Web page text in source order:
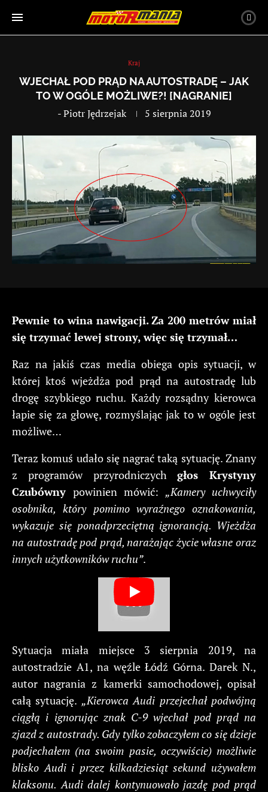
Kraj
WJECHAŁ POD PRĄD NA AUTOSTRADĘ – JAK
TO W OGÓLE MOŻLIWE?! [NAGRANIE]
-Piotr Jędrzejak 5 sierpnia 2019
Pewnie to wina nawigacji. Za 200 metrów miał
się trzymać lewej strony, więc się trzymał…
Raz na jakiś czas media obiega opis sytuacji, w
której ktoś wjeżdża pod prąd na autostradę lub
drogę szybkiego ruchu. Każdy rozsądny kierowca
łapie się za głowę, rozmyślając jak to w ogóle jest
możliwe…
Teraz komuś udało się nagrać taką sytuację. Znany
z programów przyrodniczychgłos Krystyny
Czubówny powinien mówić: „Kamery uchwyciły
osobnika, który pomimo wyraźnego oznakowania,
wykazuje się ponadprzeciętną ignorancją. Wjeżdża
na autostradę pod prąd, narażając życie własne oraz
innych użytkowników ruchu”.
Sytuacja miała miejsce 3 sierpnia 2019, na
autostradzie A1, na węźle Łódź Górna. Darek N.,
autor nagrania z kamerki samochodowej, opisał
całą sytuację. „Kierowca Audi przejechał podwójną
ciągłą i ignorując znak C-9 wjechał pod prąd na
zjazd z autostrady. Gdy tylko zobaczyłem co się dzieje
podjechałem (na swoim pasie, oczywiście) możliwie
blisko Audi i przez kilkadziesiąt sekund używałem
klaksonu. Audi dalej kontynuowało jazdę pod prąd